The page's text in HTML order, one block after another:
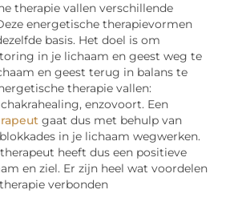
therapie vallen verschillende
energetische therapievormen
basis. Het doel is om
in je lichaam en geest weg te
en geest terug in balans te
therapie vallen:
enzovoort. Een
gaat dus met behulp van
in je lichaam wegwerken.
heeft dus een positieve
en ziel. Er zijn heel wat voordelen
verbonden